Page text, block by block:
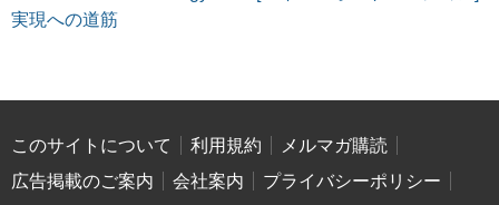
実現への道筋
このサイトについて 利用規約
メルマガ購読
広告掲載のご案内
会社案内
プライバシーポリシー